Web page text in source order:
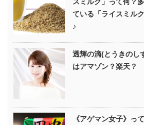
ている「ライスミル
♪
透輝の滴(とうきのし
はアマゾン？楽天？
《アゲマン女子》っ